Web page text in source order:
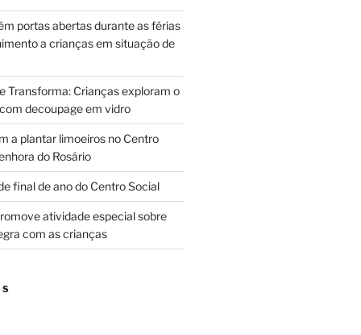
portas abertas durante as férias
a crianças em situação de
Transforma: Crianças exploram o
decoupage em vidro
a plantar limoeiros no Centro
do Rosário
final de ano do Centro Social
atividade especial sobre
com as crianças